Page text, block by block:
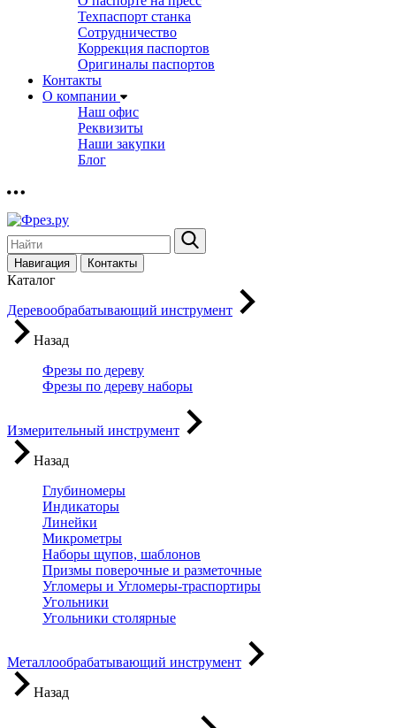
Техпаспорт станка
Сотрудничество
Коррекция паспортов
Оригиналы паспортов
Контакты
О компании
Наш офис
Реквизиты
Наши закупки
Блог
Навигация Контакты
Каталог
Деревообрабатывающий инструмент
Назад
Фрезы по дереву
Фрезы по дереву наборы
Измерительный инструмент
Назад
Глубиномеры
Индикаторы
Линейки
Микрометры
Наборы щупов, шаблонов
Призмы поверочные и разметочные
Угломеры и Угломеры-траспортиры
Угольники
Угольники столярные
Металлообрабатывающий инструмент
Назад